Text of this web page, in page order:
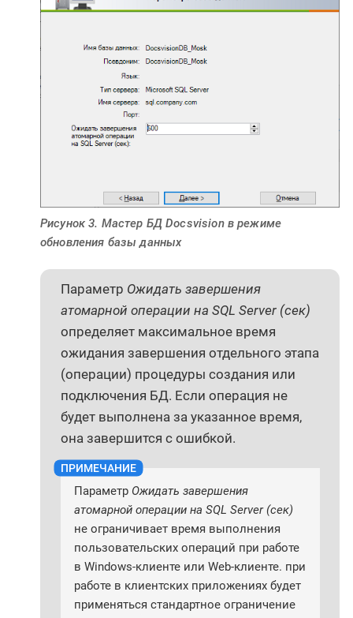
Рисунок 3. Мастер БД Docsvision в режиме
обновления базы данных
Параметр Ожидать завершения
атомарной операции на SQL Server (сек)
определяет максимальное время
ожидания завершения отдельного этапа
(операции) процедуры создания или
подключения БД. Если операция не
будет выполнена за указанное время,
она завершится с ошибкой.
Параметр Ожидать завершения
атомарной операции на SQL Server (сек)
не ограничивает время выполнения
пользовательских операций при работе
в Windows-клиенте или Web-клиенте. при
работе в клиентских приложениях будет
применяться стандартное ограничение